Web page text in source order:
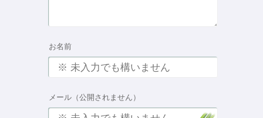
お名前
メール（公開されません）